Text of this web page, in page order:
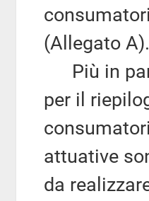
(Allegato A).
Più in
per il
attuative
da